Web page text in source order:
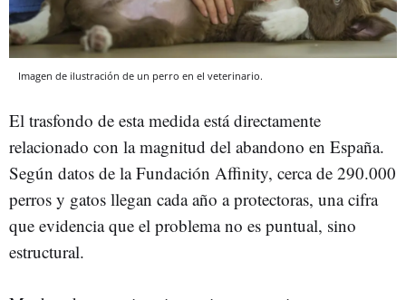
Imagen de ilustración de un perro en el veterinario.
El trasfondo de esta medida está directamente
relacionado con la magnitud del abandono en España.
Según datos de la Fundación Affinity, cerca de 290.000
perros y gatos llegan cada año a protectoras, una cifra
que evidencia que el problema no es puntual, sino
estructural.